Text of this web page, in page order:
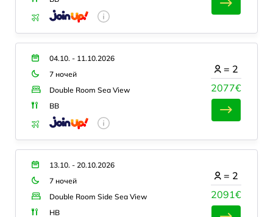
04.10. - 11.10.2026
7 ночей
Double Room Sea View
BB
2077€
= 2
13.10. - 20.10.2026
7 ночей
Double Room Side Sea View
HB
2091€
= 2